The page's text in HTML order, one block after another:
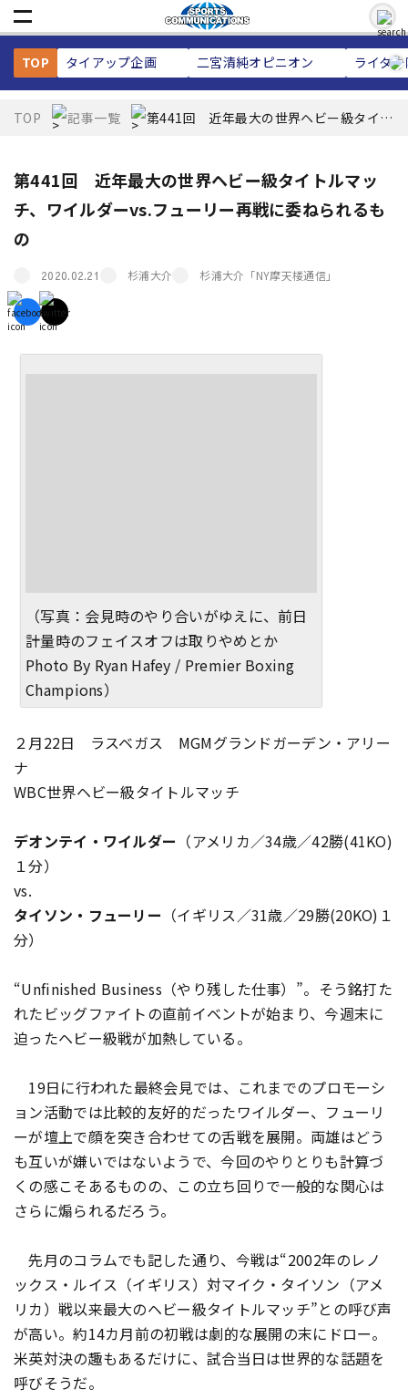
TOP タイアップ企画 二宮清純オピニオン ライタ
TOP 記事一覧 第441回 近年最大の世界ヘビー級タイト
第441回 近年最大の世界ヘビー級タイトルマッ
チ、ワイルダーvs.フューリー再戦に委ねられるも
の
2020.02.21 杉浦大介 杉浦大介「NY摩天楼通信」
（写真：会見時のやり合いがゆえに、前日
計量時のフェイスオフは取りやめとか
Photo By Ryan Hafey / Premier Boxing
Champions）
２月22日 ラスベガス MGMグランドガーデン・アリー
ナ
WBC世界ヘビー級タイトルマッチ
デオンテイ・ワイルダー （アメリカ／34歳／42勝(41KO)
１分）
vs.
タイソン・フューリー （イギリス／31歳／29勝(20KO)１
分）
“Unfinished Business（やり残した仕事）”―――。そう銘打た
れたビッグファイトの直前イベントが始まり、今週末に
迫ったヘビー級戦が加熱している。
19日に行われた最終会見では、これまでのプロモーシ
ョン活動では比較的友好的だったワイルダー、フューリ
ーが壇上で顔を突き合わせての舌戦を展開。両雄はどう
も互いが嫌いではないようで、今回のやりとりも計算づ
くの感こそあるものの、この立ち回りで一般的な関心は
さらに煽られるだろう。
先月のコラムでも記した通り、今戦は“2002年のレノ
ックス・ルイス（イギリス）対マイク・タイソン（アメ
リカ）戦以来最大のヘビー級タイトルマッチ”との呼び声
が高い。約14カ月前の初戦は劇的な展開の末にドロー。
米英対決の趣もあるだけに、試合当日は世界的な話題を
呼びそうだ。